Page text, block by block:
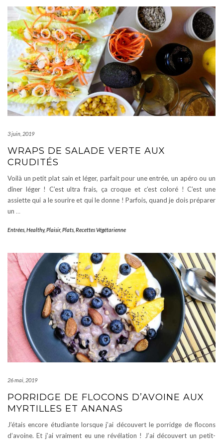
3 juin, 2019
WRAPS DE SALADE VERTE AUX
CRUDITÉS
Voilà un petit plat sain et léger, parfait pour une entrée, un apéro ou un
dîner léger ! C’est ultra frais, ça croque et c’est coloré ! C’est une
assiette qui a le sourire et qui le donne ! Parfois, quand je dois préparer
un …
Entrées Healthy,Plaisir, Plats Recettes Végétarienne
26 mai, 2019
PORRIDGE DE FLOCONS D’AVOINE AUX
MYRTILLES ET ANANAS
J’étais encore étudiante lorsque j’ai découvert le porridge de flocons
d’avoine. Et j’ai vraiment eu une révélation ! J’ai découvert un petit-